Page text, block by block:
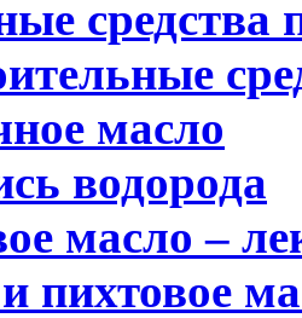
средства
масло
водорода
масло –
пихтовое